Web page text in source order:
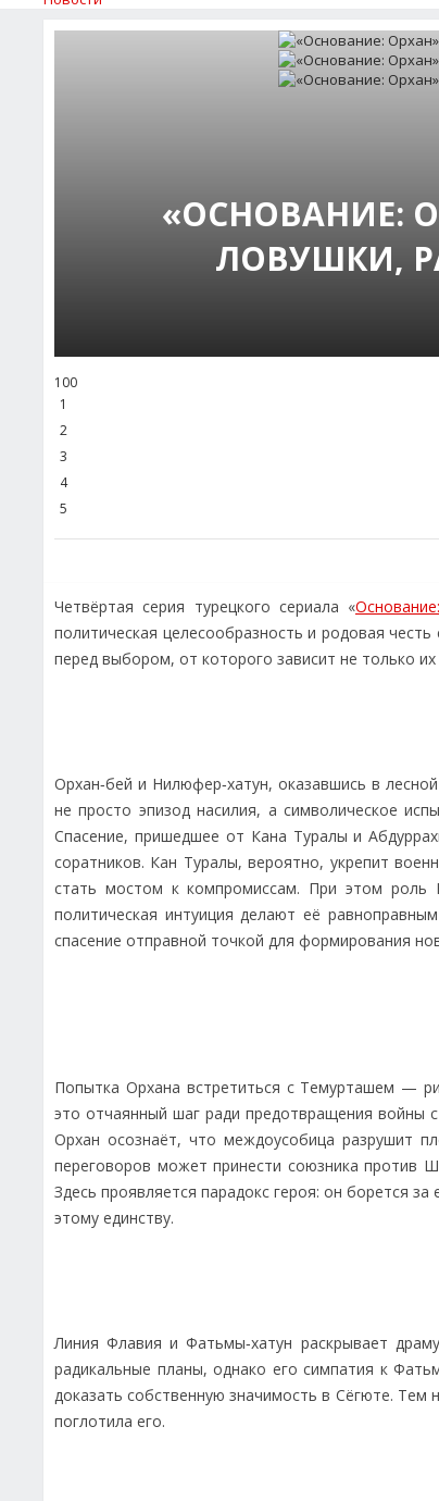
«ОСНОВАНИЕ:
ЛОВУШКИ,
100
1
2
3
4
5
Четвёртая серия турецкого сериала «
политическая целесообразность и родовая
перед выбором, от которого зависит не только
Орхан‑бей и Нилюфер‑хатун, оказавшись в
не просто эпизод насилия, а символическое
Спасение, пришедшее от Кана Туралы и
соратников. Кан Туралы, вероятно, укрепит
стать мостом к компромиссам. При этом роль
политическая интуиция делают её
спасение отправной точкой для формирования
Попытка Орхана встретиться с Темурташем —
это отчаянный шаг ради предотвращения войны
Орхан осознаёт, что междоусобица разрушит
переговоров может принести союзника против
Здесь проявляется парадокс героя: он борется
этому единству.
Линия Флавия и Фатьмы‑хатун раскрывает
радикальные планы, однако его симпатия к
доказать собственную значимость в Сёгюте. Тем
поглотила его.